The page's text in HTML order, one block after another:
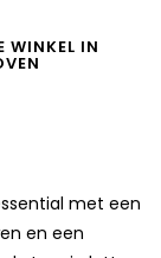
WINKEL IN
met een
en een